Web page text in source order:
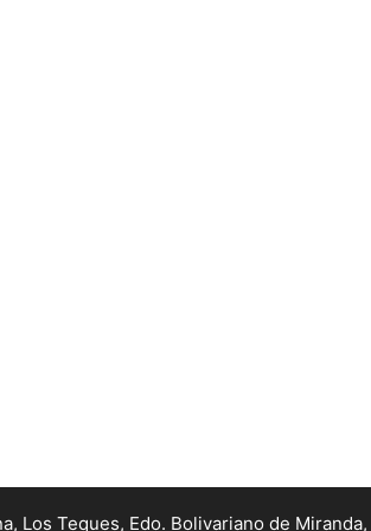
Los Teques, Edo. Bolivariano de Miranda,